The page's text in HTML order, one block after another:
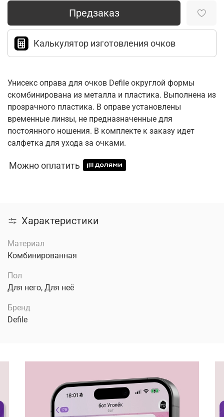
Предзаказ
Калькулятор изготовления очков
Унисекс оправа для очков Defile округлой формы
скомбинирована из металла и пластика. Выполнена из
прозрачного пластика. В оправе установлены
временные линзы, не предназначенные для
постоянного ношения. В комплекте к заказу идет
салфетка для ухода за очками.
Можно оплатить
Характеристики
Материал
Комбинированная
Пол
Для него, Для неё
Бренд
Defile